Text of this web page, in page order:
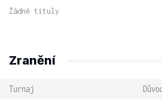
Žádné tituly
Zranění
Turnaj